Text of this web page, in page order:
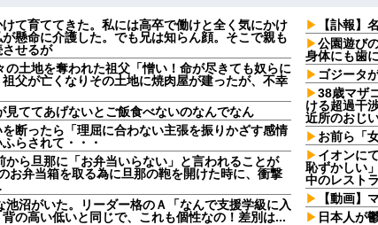
て育ててきた。私には高卒で働けと全く気にかけ
懸命に介護した。でも兄は知らん顔。そこで親も
させるが
の土地を奪われた祖父「憎い！命が尽きても奴らに
父が亡くなりその土地に焼肉屋が建ったが、不幸
見ててあげないとご飯食べないのなんでなん
断ったら「理屈に合わない主張を振りかざす感情
らされて・・・
から旦那に「お弁当いらない」と言われることが
お弁当箱を取る為に旦那の鞄を開けた時に、衝撃
池沼がいた。リーダー格のＡ「なんで支援学級に入
の高い低いと同じで、これも個性なの！差別は...
【訃報】
公園遊び
身体にも歯
ゴジータ
38歳マザ
ける超過干
近所のおじ
お前ら「
イオンに
恥ずかしい
中のレスト
【動画】
日本人が